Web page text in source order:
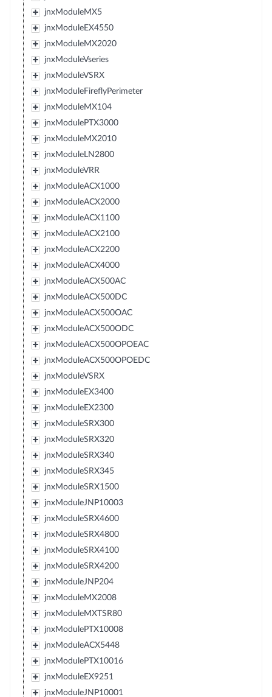
jnxModuleMX5
jnxModuleEX4550
jnxModuleMX2020
jnxModuleVseries
jnxModuleVSRX
jnxModuleFireflyPerimeter
jnxModuleMX104
jnxModulePTX3000
jnxModuleMX2010
jnxModuleLN2800
jnxModuleVRR
jnxModuleACX1000
jnxModuleACX2000
jnxModuleACX1100
jnxModuleACX2100
jnxModuleACX2200
jnxModuleACX4000
jnxModuleACX500AC
jnxModuleACX500DC
jnxModuleACX500OAC
jnxModuleACX500ODC
jnxModuleACX500OPOEAC
jnxModuleACX500OPOEDC
jnxModuleVSRX
jnxModuleEX3400
jnxModuleEX2300
jnxModuleSRX300
jnxModuleSRX320
jnxModuleSRX340
jnxModuleSRX345
jnxModuleSRX1500
jnxModuleJNP10003
jnxModuleSRX4600
jnxModuleSRX4800
jnxModuleSRX4100
jnxModuleSRX4200
jnxModuleJNP204
jnxModuleMX2008
jnxModuleMXTSR80
jnxModulePTX10008
jnxModuleACX5448
jnxModulePTX10016
jnxModuleEX9251
jnxModuleJNP10001